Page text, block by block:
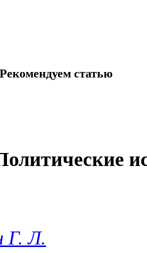
Рекомендуем статью
Г. Л.